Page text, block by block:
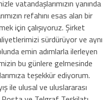
vatandaşlarımızın yanında
refahını esas alan bir
için çalışıyoruz. Şirket
sürdürüyor ve aynı
emin adımlarla ilerleyen
bu günlere gelmesinde
teşekkür ediyorum.
ile ulusal ve uluslararası